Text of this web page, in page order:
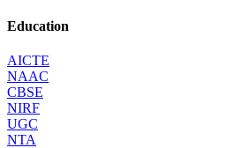
Education
AICTE
NAAC
CBSE
NIRF
UGC
NTA